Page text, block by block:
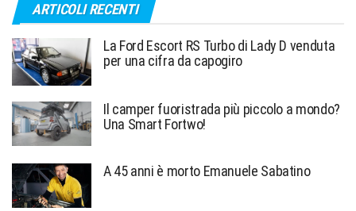
ARTICOLI RECENTI
La Ford Escort RS Turbo di Lady D venduta
per una cifra da capogiro
Il camper fuoristrada più piccolo a mondo?
Una Smart Fortwo!
A 45 anni è morto Emanuele Sabatino